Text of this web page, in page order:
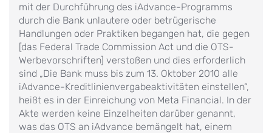
mit der Durchführung des iAdvance-Programms
durch die Bank unlautere oder betrügerische
Handlungen oder Praktiken begangen hat, die gegen
[das Federal Trade Commission Act und die OTS-
Werbevorschriften] verstoßen und dies erforderlich
sind „Die Bank muss bis zum 13. Oktober 2010 alle
iAdvance-Kreditlinienvergabeaktivitäten einstellen“,
heißt es in der Einreichung von Meta Financial. In der
Akte werden keine Einzelheiten darüber genannt,
was das OTS an iAdvance bemängelt hat, einem